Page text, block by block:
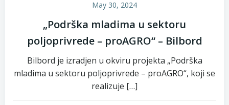
May 30, 2024
„Podrška mladima u sektoru
poljoprivrede – proAGRO“ – Bilbord
Bilbord je izradjen u okviru projekta „Podrška
mladima u sektoru poljoprivrede – proAGRO“, koji se
realizuje […]